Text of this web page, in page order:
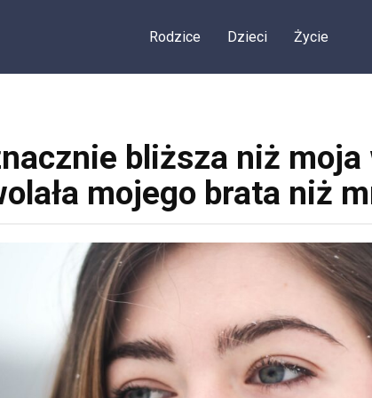
Rodzice Dzieci Życie
bliższa niż moja
mojego brata niż